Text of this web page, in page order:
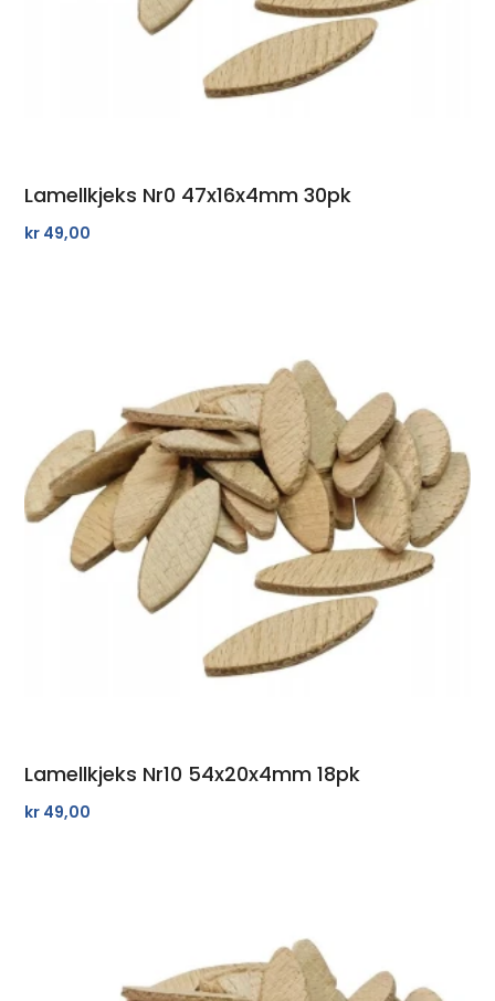
Lamellkjeks Nr0 47x16x4mm 30pk
kr 49,00
Lamellkjeks Nr10 54x20x4mm 18pk
kr 49,00